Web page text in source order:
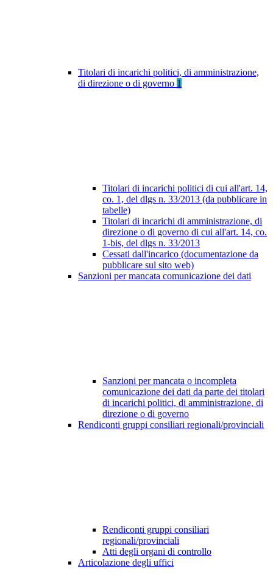
Titolari di incarichi politici, di amministrazione,
di direzione o di governo 1
Titolari di incarichi politici di cui all'art. 14,
co. 1, del dlgs n. 33/2013 (da pubblicare in
tabelle)
Titolari di incarichi di amministrazione, di
direzione o di governo di cui all'art. 14, co.
1-bis, del dlgs n. 33/2013
Cessati dall'incarico (documentazione da
pubblicare sul sito web)
Sanzioni per mancata comunicazione dei dati
Sanzioni per mancata o incompleta
comunicazione dei dati da parte dei titolari
di incarichi politici, di amministrazione, di
direzione o di governo
Rendiconti gruppi consiliari regionali/provinciali
Rendiconti gruppi consiliari
regionali/provinciali
Atti degli organi di controllo
Articolazione degli uffici